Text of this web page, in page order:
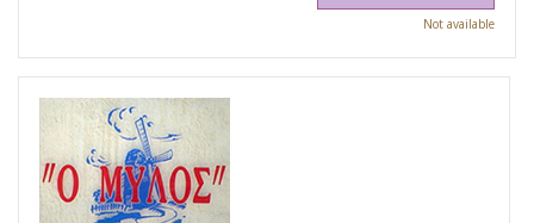
Not available